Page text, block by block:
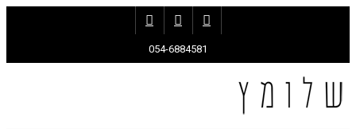
Facebook
Pinterest
Instagram
054-6884581
תפריט